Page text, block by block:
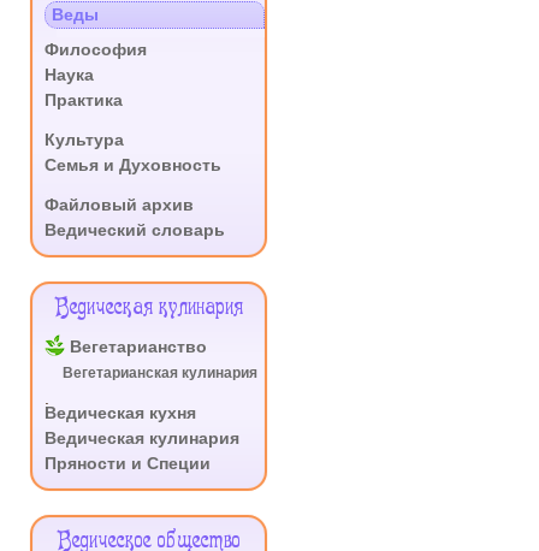
Веды
Философия
Наука
Практика
Культура
Семья и Духовность
Файловый архив
Ведический словарь
Ведическая кулинария
Вегетарианство
Вегетарианская кулинария
Ведическая кухня
Ведическая кулинария
Пряности и Специи
Ведическое общество